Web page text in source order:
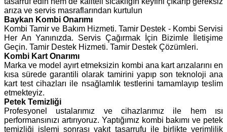
arıza ve servis masraflarından kurtulun
Baykan Kombi Onarımı
Kombi Tamir ve Bakım Hizmeti. Tamir Destek - Kombi Servisi
Her An Yanınızda. Servis Çağırmak İçin Bizimle İletişime
Geçin. Tamir Destek Hizmeti. Tamir Destek Çözümleri.
Kombi Kart Onarımı
Marka ve model ayırt etmeksizin kombi ana kart arızalarını en
kısa sürede garantili olarak tamirini yapıp son teknoloji ana
kart test cihazları ile nsağlamlık testlerini tamamlayıp teslim
etmekteyiz.
Petek Temizliği
Profesyonel ustalarımız ve cihazlarımız ile hem ısı
performansınızı artırıyoruz. Yaptığımız kombi bakımı ve petek
temizliği işlemi sonrası yakıt tasarrufu ile birlikte verimlilik